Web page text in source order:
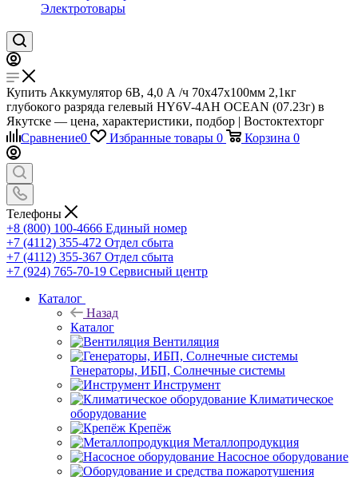
Электротовары
Купить Аккумулятор 6В, 4,0 А /ч 70х47х100мм 2,1кг
глубокого разряда гелевый HY6V-4AH OCEAN (07.23г) в
Якутске — цена, характеристики, подбор | Востоктехторг
Сравнение0 Избранные товары 0 Корзина 0
Телефоны
+8 (800) 100-4666 Единый номер
+7 (4112) 355-472 Отдел сбыта
+7 (4112) 355-367 Отдел сбыта
+7 (924) 765-70-19 Сервисный центр
Каталог
Назад
Каталог
Вентиляция
Генераторы, ИБП, Солнечные системы
Инструмент
Климатическое
оборудование
Крепёж
Металлопродукция
Насосное оборудование